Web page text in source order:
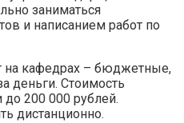
заниматься
и написанием работ по
на кафедрах – бюджетные,
деньги. Стоимость
до 200 000 рублей.
дистанционно.